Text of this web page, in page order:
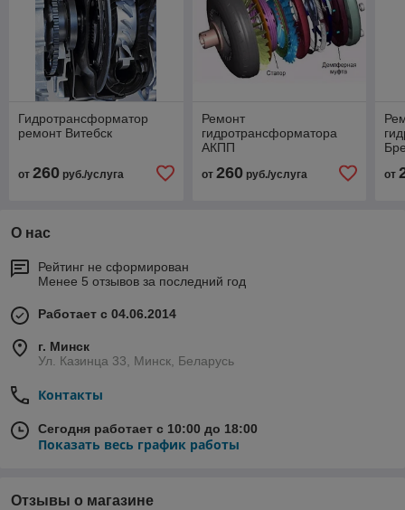
Гидротрансформатор
ремонт Витебск
от 260 руб./услуга
Ремонт
гидротрансформатора
АКПП
от 260руб./услуга от
О нас
Рейтинг не сформирован
Менее 5 отзывов за последний год
Работает с 04.06.2014
г. Минск
Ул. Казинца 33, Минск, Беларусь
Контакты
Сегодня работает с 10:00 до 18:00
Показать весь график работы
Отзывы о магазине